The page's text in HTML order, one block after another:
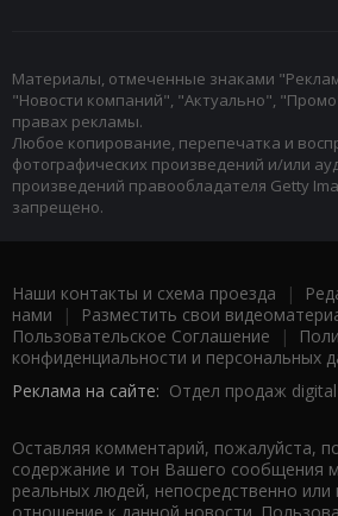
Материалы, отмеченные знаками
"Новости компаний", "Актуально",
правах рекламы.
Любое копирование, перепечатка и
фотографических произведений и/или
произведений правообладателя Getty
запрещено.
Наши контакты и схема проезда |
нами | Разместить свои
Пользовательское Соглашение |
конфиденциальности и персональных
Реклама на сайте: Отдел продаж
Оставляя комментарий, пожалуйста,
содержание и тон Вашего сообщения
реальных людей, непосредственно